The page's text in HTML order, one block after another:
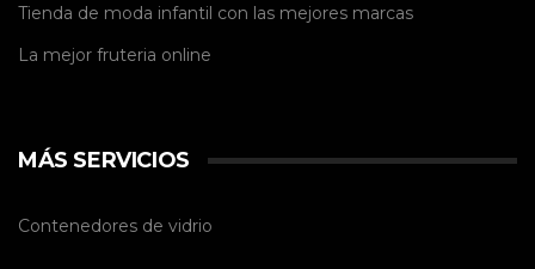
Tienda de moda infantil con las mejores marcas
La mejor fruteria online
MÁS SERVICIOS
Contenedores de vidrio